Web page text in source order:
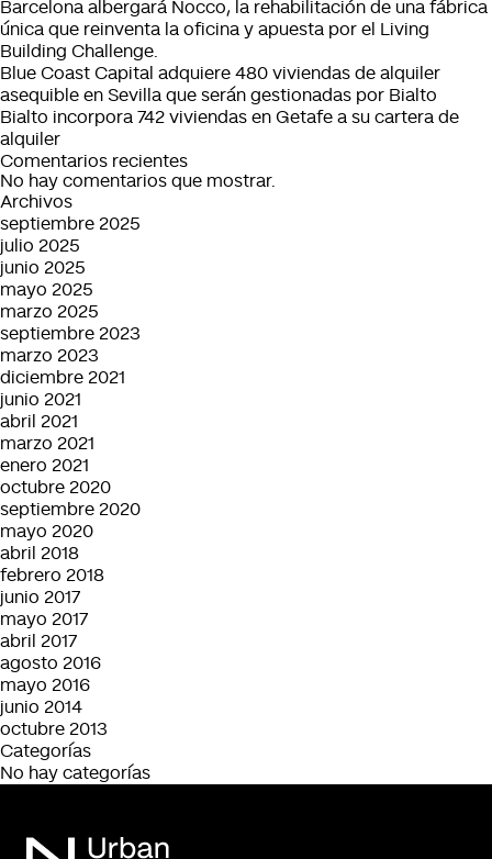
in
de
viviendas
obra
nueva
en
Barcelona albergará Nocco, la rehabilitación de una fábrica
única que reinventa la oficina y apuesta por el Living
Building Challenge.
Blue Coast Capital adquiere 480 viviendas de alquiler
asequible en Sevilla que serán gestionadas por Bialto
Bialto incorpora 742 viviendas en Getafe a su cartera de
alquiler
Comentarios recientes
No hay comentarios que mostrar.
Archivos
septiembre 2025
julio 2025
junio 2025
mayo 2025
marzo 2025
septiembre 2023
marzo 2023
diciembre 2021
junio 2021
abril 2021
marzo 2021
enero 2021
octubre 2020
septiembre 2020
mayo 2020
abril 2018
febrero 2018
junio 2017
mayo 2017
abril 2017
agosto 2016
mayo 2016
junio 2014
octubre 2013
Categorías
No hay categorías